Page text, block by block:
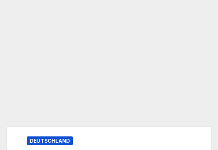
DEUTSCHLAND